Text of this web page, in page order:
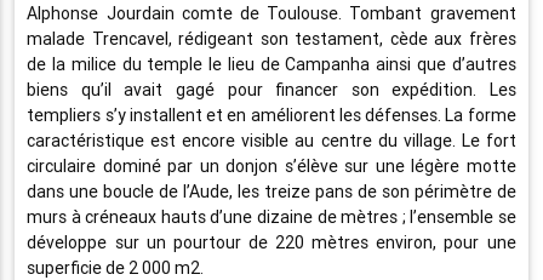
Alphonse Jourdain comte de Toulouse. Tombant gravement
malade Trencavel, rédigeant son testament, cède aux frères
de la milice du temple le lieu de Campanha ainsi que d’autres
biens qu’il avait gagé pour financer son expédition. Les
templiers s’y installent et en améliorent les défenses. La forme
caractéristique est encore visible au centre du village. Le fort
circulaire dominé par un donjon s’élève sur une légère motte
dans une boucle de l’Aude, les treize pans de son périmètre de
murs à créneaux hauts d’une dizaine de mètres ; l’ensemble se
développe sur un pourtour de 220 mètres environ, pour une
superficie de 2 000 m2.